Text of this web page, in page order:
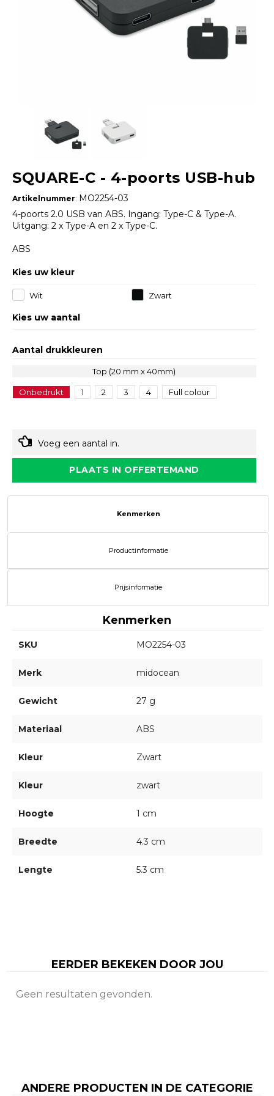
SQUARE-C - 4-poorts USB-hub
Artikelnummer: MO2254-03
4-poorts 2.0 USB van ABS. Ingang: Type-C & Type-A.
Uitgang: 2 x Type-A en 2 x Type-C.
ABS
Kies uw kleur
Wit Zwart
Kies uw aantal
Aantal drukkleuren
Top (20 mm x 40mm)
Onbedrukt 1 2 3 4 Full colour
Voeg een aantal in.
PLAATS IN OFFERTEMAND
Kenmerken
Productinformatie
Prijsinformatie
Kenmerken
SKU MO2254-03
Merk midocean
Gewicht 27 g
Materiaal ABS
Kleur Zwart
Kleur zwart
Hoogte 1 cm
Breedte 4.3 cm
Lengte 5.3 cm
EERDER BEKEKEN DOOR JOU
Geen resultaten gevonden.
ANDERE PRODUCTEN IN DE CATEGORIE